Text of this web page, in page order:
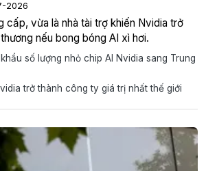
2026
cấp, vừa là nhà tài trợ khiến Nvidia trở
nếu bong bóng AI xì hơi.
số lượng nhỏ chip AI Nvidia sang Trung
trở thành công ty giá trị nhất thế giới